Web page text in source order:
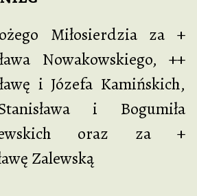
Miłosierdzia za +
Nowakowskiego, ++
i Józefa Kamińskich,
i Bogumiła
oraz za +
Zalewską